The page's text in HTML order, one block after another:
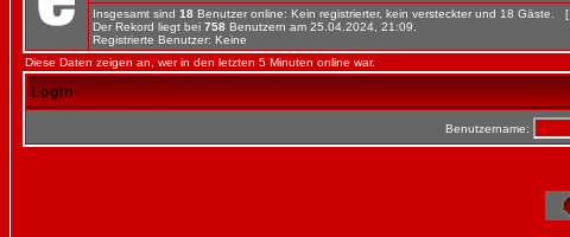
Insgesamt sind 18 Benutzer online: Kein registrierter, kein versteckter und 18 Gäste. [
Der Rekord liegt bei 758 Benutzern am 25.04.2024, 21:09.
Registrierte Benutzer: Keine
Diese Daten zeigen an, wer in den letzten 5 Minuten online war.
Login
Benutzername: